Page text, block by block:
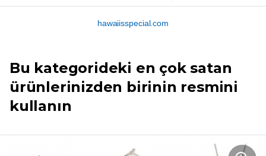
hawaiisspecial.com
Bu kategorideki en çok satan
ürünlerinizden birinin resmini
kullanın